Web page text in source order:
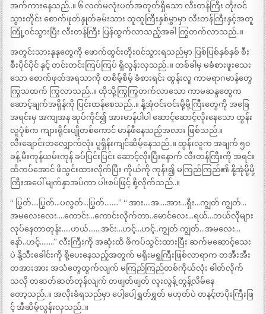
အက်ကားနေသည်..။ ၆ လက်မလုံးပတ်အတုတ်ရှိသော လီးတန်ကြီး တိုးဝင်
သွားတိုင်း စောက်ဖုတ်နှုတ်ခမ်းသား ထူထူကြီးနှစ်မွှာမှာ လီးတန်ကြီးနှင့်အတူ
ကြုံ့ဝင်သွားပြီး လီးတန်ကြီး ပြန်ထွက်လာသည့်အခါ ကြွတက်လာသည်..။
အတွင်းသားနုနုတွေကို ဖောက်ထွင်းတိုးဝင်သွားရသည်မှာ ပြစ်ပြစ်နှစ်နှစ် စီး
စီးပိုင်ပိုင် နှင့် တင်းတင်းကြပ်ကြပ် ရှိလွန်းလှသည်..။ တစ်ခါမှ မခံစားဖူးသေး
သော စောက်ဖုတ်အရသာကို တစိမ့်စိမ့် ခံစားရင်း ထွန်းလူ ကာမရာဂမာန်တွေ
ကြွသထက် ကြွလာသည်..။ ထိုသို့ကြွကြွတက်လာသော ကာမဆန္ဒတွေက
ဆောင့်ချက်အရှိန်ကို ပြင်းထန်စေသည်..။ နို့အုံဝင်းဝင်းမို့မို့ကြီးတွေကို အခြေ
အရင်းမှ အကျအန ဆုပ်ကိုင်၍ အားမာန်ပါပါ ဆောင့်ဆောင့်လိုးနေသော ထွန်း
လူပုံစံက ကျားရိုင်းပျိုတစ်ကောင် မာန်ဖီနေသည့်အလား ဖြစ်သည်.။
လီးချောင်းတလျှောက်လုံး ပူရှိန်းကျင်ဆိမ့်နေသည်..။ ထွန်းလူက အချက် ၅၀
ခန့် မီးကုန်ယမ်းကုန် ခပ်ပြင်းပြင်း ဆောင့်လိုးပြီးနောက် လီးတန်ကြီးကို အရင်း
ထိကပ်အောင် ဖိသွင်းထားလိုက်ပြီး ကိုယ်ကို ကုန်း၍ မကြည်ကြည်၏ နို့အုံမို့မို့
ကြီးအပေါ် မျက်နှာအပ်ကာ ပါးစပ်ဖြင့် စို့လိုက်သည်..။
“ ပြွတ်….ပြွတ်…ပလွတ်…ပြွတ်……..” “ အား….အ….အား…ရှီး…ကျွတ် ကျွတ်…
အမလေးလေး….ကောင်း…ကောင်းလိုက်တာ..မောင်လေး…ရယ်…ဘယ်လိုများ
လုပ်နေတာတုန်း…..ဟယ်…….အင်း…ဟင့်…ဟင့်..ကျွတ် ကျွတ်…အမလေး…
နော်..ဟင့်……..” လီးကြီးကို အဆုံးထိ ဖိကပ်သွင်းထားပြီး ဆက်မဆောင့်သေး
ပဲ နို့သီးခေါင်းကို စို့ပေးနေသည့်အတွက် မရိုးမရွကြီးဖြစ်လာရာက တအီးအီး
တအားအား အသံတွေထွက်လျက် မကြည်ကြည်တစ်ကိုယ်လုံး ဓါတ်လိုက်
သလို တဆတ်ဆတ်တုန်လျက် တဖျတ်ဖျတ် လူးလွန့် တွန့်လိမ်နေ
တော့သည်..။ အလိုးခံရသည်မှာ ပေါ့ပေါ့ရွှတ်ရွှတ် မဟုတ်ပဲ တနင့်တပိုးကြီးဖြ
င့် အီဆိမ့်လွန်းလှသည်..။